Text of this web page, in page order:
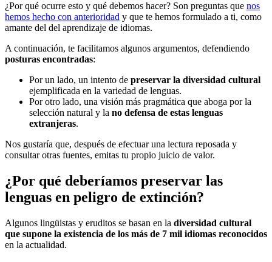
¿Por qué ocurre esto y qué debemos hacer? Son preguntas que nos
hemos hecho con anterioridad y que te hemos formulado a ti, como
amante del del aprendizaje de idiomas.
A continuación, te facilitamos algunos argumentos, defendiendo
posturas encontradas:
Por un lado, un intento de preservar la diversidad cultural
ejemplificada en la variedad de lenguas.
Por otro lado, una visión más pragmática que aboga por la
selección natural y la no defensa de estas lenguas
extranjeras.
Nos gustaría que, después de efectuar una lectura reposada y
consultar otras fuentes, emitas tu propio juicio de valor.
¿Por qué deberíamos preservar las
lenguas en peligro de extinción?
Algunos lingüistas y eruditos se basan en la diversidad cultural
que supone la existencia de los más de 7 mil idiomas reconocidos
en la actualidad.